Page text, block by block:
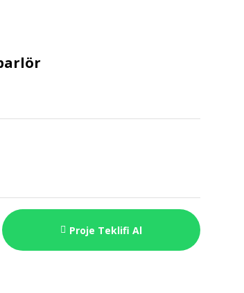
Proje Teklifi Al